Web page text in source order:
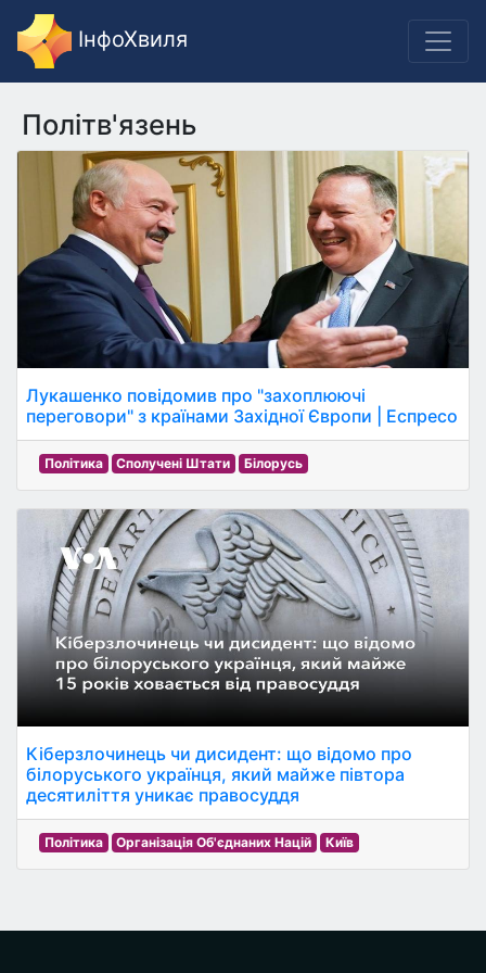
ІнфоХвиля
Політв'язень
Лукашенко повідомив про "захоплюючі
переговори" з країнами Західної Європи | Еспресо
Політика Сполучені Штати Білорусь
Кіберзлочинець чи дисидент: що відомо про
білоруського українця, який майже півтора
десятиліття уникає правосуддя
Політика Організація Об'єднаних Націй Київ